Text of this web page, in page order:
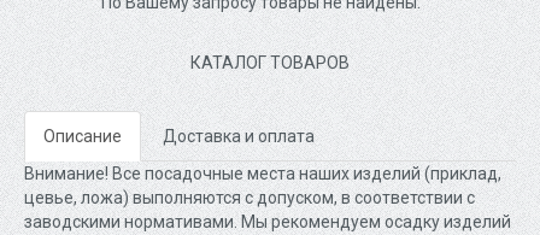
КАТАЛОГ ТОВАРОВ
Описание
Доставка и оплата
Внимание! Все посадочные места наших изделий (приклад,
цевье, ложа) выполняются с допуском, в соответствии с
заводскими нормативами. Мы рекомендуем осадку изделий